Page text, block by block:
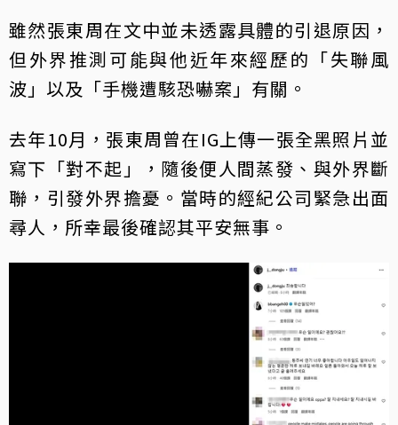
雖然張東周在文中並未透露具體的引退原因，
但外界推測可能與他近年來經歷的「失聯風
波」以及「手機遭駭恐嚇案」有關。
去年10月，張東周曾在IG上傳一張全黑照片並
寫下「對不起」，隨後便人間蒸發、與外界斷
聯，引發外界擔憂。當時的經紀公司緊急出面
尋人，所幸最後確認其平安無事。